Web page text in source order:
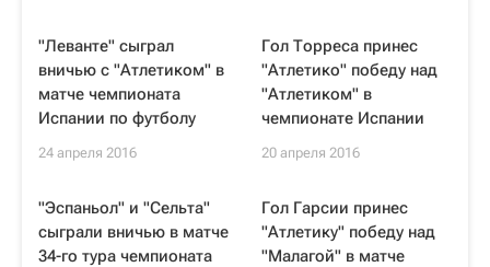
"Леванте" сыграл
вничью с "Атлетиком" в
матче чемпионата
Испании по футболу
24 апреля 2016
Гол Торреса принес
"Атлетико" победу над
"Атлетиком" в
чемпионате Испании
20 апреля 2016
"Эспаньол" и "Сельта"
сыграли вничью в матче
34-го тура чемпионата
Гол Гарсии принес
"Атлетику" победу над
"Малагой" в матче